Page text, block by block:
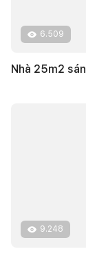
6.509
Nhà 25m2
9.248